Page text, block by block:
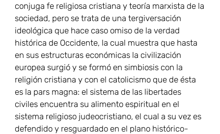
conjuga fe religiosa cristiana y teoría marxista de la
sociedad, pero se trata de una tergiversación
ideológica que hace caso omiso de la verdad
histórica de Occidente, la cual muestra que hasta
en sus estructuras económicas la civilización
europea surgió y se formó en simbiosis con la
religión cristiana y con el catolicismo que de ésta
es la pars magna: el sistema de las libertades
civiles encuentra su alimento espiritual en el
sistema religioso judeocristiano, el cual a su vez es
defendido y resguardado en el plano histórico-